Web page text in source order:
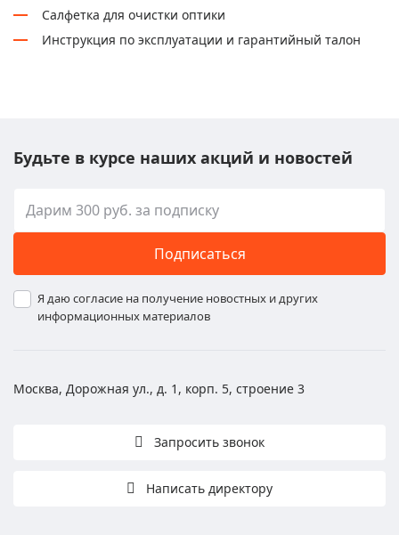
Салфетка для очистки оптики
Инструкция по эксплуатации и гарантийный талон
Будьте в курсе наших акций и новостей
Подписаться
Я даю согласие на получение новостных и других
информационных материалов
Москва, Дорожная ул., д. 1, корп. 5, строение 3
Запросить звонок
Написать директору